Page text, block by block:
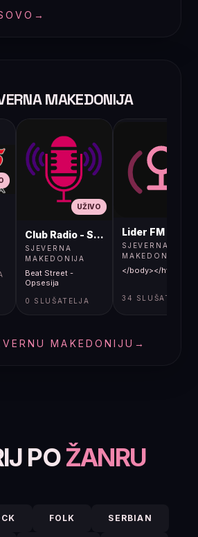
→
MAKEDONIJA
UŽIVO
Club Radio - Skopje, Mcedonia
SJEVERNA
MAKEDONIJA
Beat Street -
Opsesija
0 SLUŠATELJA
Lider FM 107,4
SJEVERNA
MAKEDONIJA
</body></html>
34 SLUŠATELJA
MAKEDONIJU →
POŽANRU
FOLK SERBIAN